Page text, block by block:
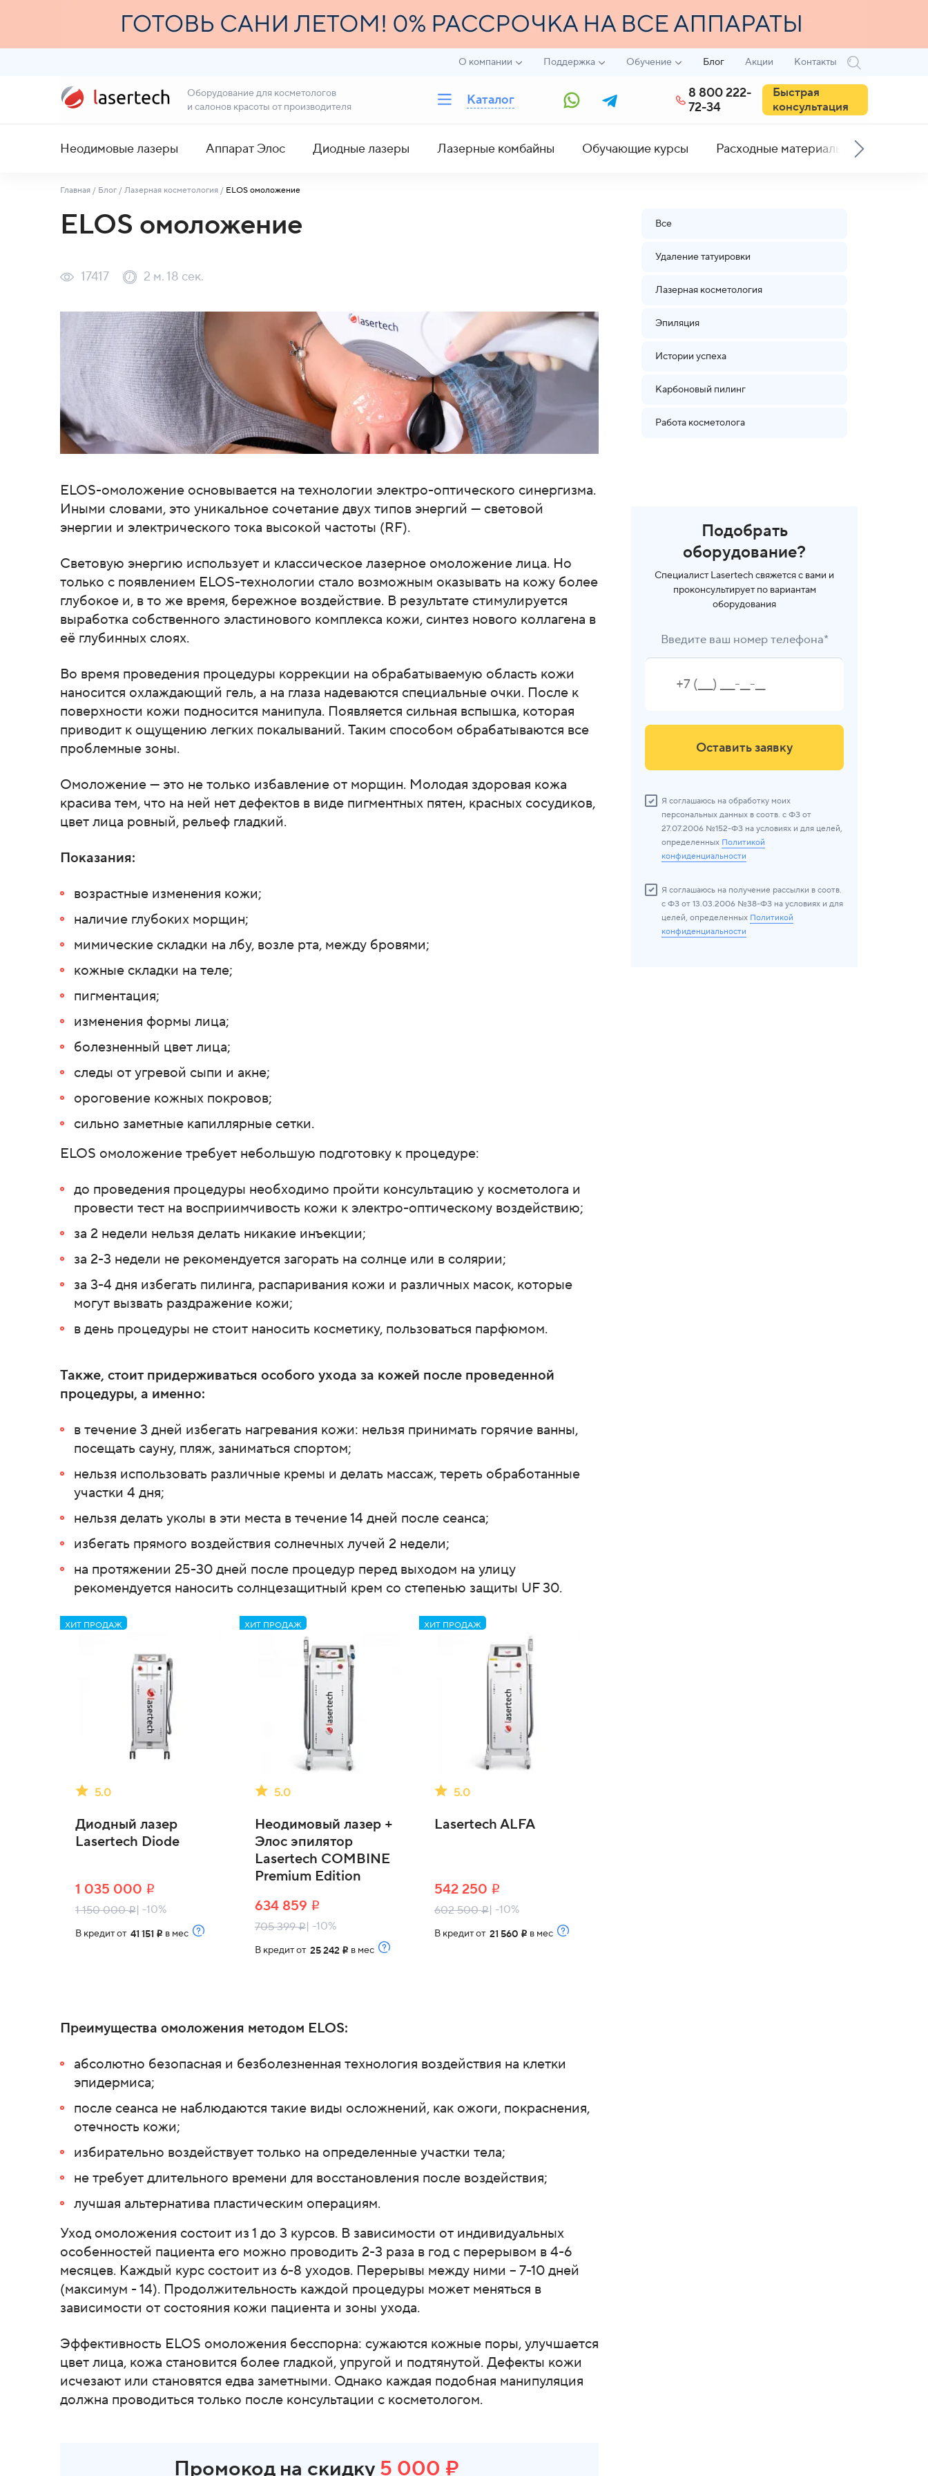
О компании Поддержка Обучение Блог Акции Контакты
Оборудование для косметологов
и салонов красоты от производителя
Каталог
8 800 222-
72-34
Быстрая
консультация
Неодимовые лазеры Аппарат Элос Диодные лазеры Лазерные комбайны Обучающие курсы Расходные материалы
Главная / Блог / Лазерная косметология / ELOS омоложение
ELOS омоложение
17417 2 м. 18 сек.
ELOS-омоложение основывается на технологии электро-оптического синергизма.
Иными словами, это уникальное сочетание двух типов энергий — световой
энергии и электрического тока высокой частоты (RF).
Световую энергию использует и классическое лазерное омоложение лица. Но
только с появлением ELOS-технологии стало возможным оказывать на кожу более
глубокое и, в то же время, бережное воздействие. В результате стимулируется
выработка собственного эластинового комплекса кожи, синтез нового коллагена в
её глубинных слоях.
Во время проведения процедуры коррекции на обрабатываемую область кожи
наносится охлаждающий гель, а на глаза надеваются специальные очки. После к
поверхности кожи подносится манипула. Появляется сильная вспышка, которая
приводит к ощущению легких покалываний. Таким способом обрабатываются все
проблемные зоны.
Омоложение — это не только избавление от морщин. Молодая здоровая кожа
красива тем, что на ней нет дефектов в виде пигментных пятен, красных сосудиков,
цвет лица ровный, рельеф гладкий.
Показания:
возрастные изменения кожи;
наличие глубоких морщин;
мимические складки на лбу, возле рта, между бровями;
кожные складки на теле;
пигментация;
изменения формы лица;
болезненный цвет лица;
следы от угревой сыпи и акне;
ороговение кожных покровов;
сильно заметные капиллярные сетки.
ELOS омоложение требует небольшую подготовку к процедуре:
до проведения процедуры необходимо пройти консультацию у косметолога и
провести тест на восприимчивость кожи к электро-оптическому воздействию;
за 2 недели нельзя делать никакие инъекции;
за 2-3 недели не рекомендуется загорать на солнце или в солярии;
за 3-4 дня избегать пилинга, распаривания кожи и различных масок, которые
могут вызвать раздражение кожи;
в день процедуры не стоит наносить косметику, пользоваться парфюмом.
Также, стоит придерживаться особого ухода за кожей после проведенной
процедуры, а именно:
в течение 3 дней избегать нагревания кожи: нельзя принимать горячие ванны,
посещать сауну, пляж, заниматься спортом;
нельзя использовать различные кремы и делать массаж, тереть обработанные
участки 4 дня;
нельзя делать уколы в эти места в течение 14 дней после сеанса;
избегать прямого воздействия солнечных лучей 2 недели;
на протяжении 25-30 дней после процедур перед выходом на улицу
рекомендуется наносить солнцезащитный крем со степенью защиты UF 30.
ХИТ ПРОДАЖ
5.0
Диодный лазер
Lasertech Diode
1 035 000 i
1 150 000i| -10%
В кредит от 41 151 i в мес
ХИТ ПРОДАЖ
5.0
Неодимовый лазер +
Элос эпилятор
Lasertech COMBINE
Premium Edition
634 859 i
705 399i| -10%
В кредит от 25 242 i в мес
ХИТ ПРОДАЖ
5.0
Lasertech ALFA
542 250 i
602 500i| -10%
В кредит от 21 560 i в мес
Преимущества омоложения методом ELOS:
абсолютно безопасная и безболезненная технология воздействия на клетки
эпидермиса;
после сеанса не наблюдаются такие виды осложнений, как ожоги, покраснения,
отечность кожи;
избирательно воздействует только на определенные участки тела;
не требует длительного времени для восстановления после воздействия;
лучшая альтернатива пластическим операциям.
Уход омоложения состоит из 1 до 3 курсов. В зависимости от индивидуальных
особенностей пациента его можно проводить 2-3 раза в год с перерывом в 4-6
месяцев. Каждый курс состоит из 6-8 уходов. Перерывы между ними – 7-10 дней
(максимум - 14). Продолжительность каждой процедуры может меняться в
зависимости от состояния кожи пациента и зоны ухода.
Эффективность ELOS омоложения бесспорна: сужаются кожные поры, улучшается
цвет лица, кожа становится более гладкой, упругой и подтянутой. Дефекты кожи
исчезают или становятся едва заметными. Однако каждая подобная манипуляция
должна проводиться только после консультации с косметологом.
Промокод на скидку 5 000 ₽
Все
Удаление татуировки
Лазерная косметология
Эпиляция
Истории успеха
Карбоновый пилинг
Работа косметолога
Подобрать
оборудование?
Специалист Lasertech свяжется с вами и
проконсультирует по вариантам
оборудования
Введите ваш номер телефона*
Оставить заявку
Я соглашаюсь на обработку моих
персональных данных в соотв. с ФЗ от
27.07.2006 №152-ФЗ на условиях и для целей,
определенных Политикой
конфиденциальности
Я соглашаюсь на получение рассылки в соотв.
с ФЗ от 13.03.2006 №38-ФЗ на условиях и для
целей, определенных Политикой
конфиденциальности